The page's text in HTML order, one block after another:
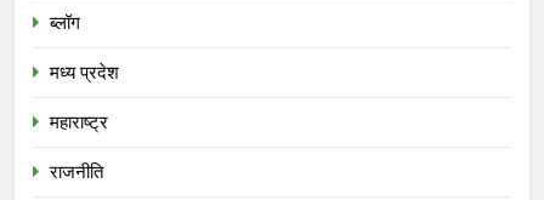
ब्लॉग
मध्य प्रदेश
महाराष्ट्र
राजनीति